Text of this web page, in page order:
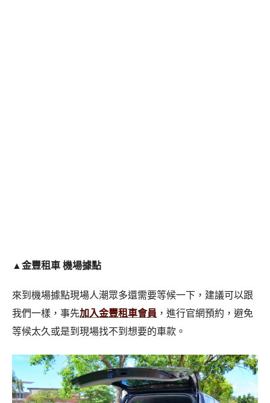
▲金豐租車 機場據點
來到機場據點現場人潮眾多還需要等候一下，建議可以跟
我們一樣，事先加入金豐租車會員 ，進行官網預約，避免
等候太久或是到現場找不到想要的車款。